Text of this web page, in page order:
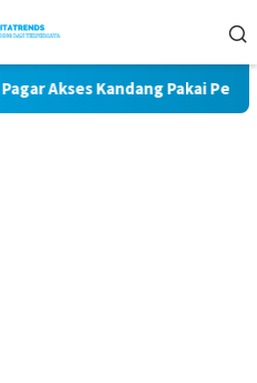
Kandang Pakai Peraga Adat